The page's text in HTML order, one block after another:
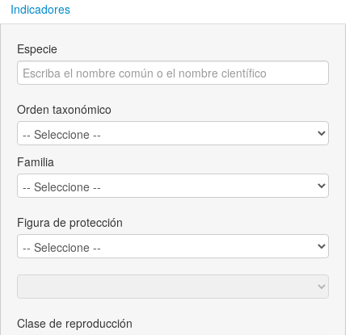
Observadores
Acerca de
Indicadores
Especie
Orden taxonómico
Familia
Figura de protección
Clase de reproducción